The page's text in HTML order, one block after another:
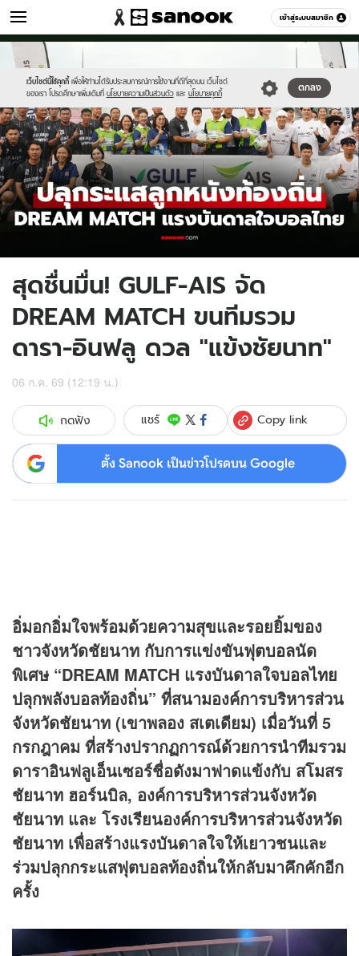
เข้าสู่ระบบสมาชิก
กีฬา หมวดอื่นๆ
เว็บไซต์นี้ใช้คุกกี้ เพื่อให้ท่านได้รับประสบการณ์การใช้งานที่ดีที่สุดบน เว็บไซต์
ของเรา โปรดศึกษาเพิ่มเติมที่ นโยบายความเป็นส่วนตัว และ นโยบายคุกกี้
ตกลง
Sanook
//s.isanook.com/sr/0/images/logo-
new-
sanook.png
600
60
//s.isanook.com/sp/0/ud/331/1657836/aaais.jpg
สุดชื่นมื่น! GULF-AIS จัด
DREAM MATCH ขนทีมรวม
ดารา-อินฟลู ดวล "แข้งชัยนาท"
06 ก.ค. 69 (12:19 น.)
กดฟัง แชร์ Copy link
ตั้ง Sanook เป็นข่าวโปรดบน Google
อิ่มอกอิ่มใจพร้อมด้วยความสุขและรอยยิ้มของ
ชาวจังหวัดชัยนาท กับการแข่งขันฟุตบอลนัด
พิเศษ “DREAM MATCH แรงบันดาลใจบอลไทย
ปลุกพลังบอลท้องถิ่น” ที่สนามองค์การบริหารส่วน
จังหวัดชัยนาท (เขาพลอง สเตเดียม) เมื่อวันที่ 5
กรกฎาคม ที่สร้างปรากฏการณ์ด้วยการนำทีมรวม
ดาราอินฟลูเอ็นเซอร์ชื่อดังมาฟาดแข้งกับ สโมสร
ชัยนาท ฮอร์นบิล, องค์การบริหารส่วนจังหวัด
ชัยนาท และ โรงเรียนองค์การบริหารส่วนจังหวัด
ชัยนาท เพื่อสร้างแรงบันดาลใจให้เยาวชนและ
ร่วมปลุกกระแสฟุตบอลท้องถิ่นให้กลับมาคึกคักอีก
ครั้ง